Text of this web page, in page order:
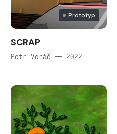
Prototyp
SCRAP
Petr Voráč — 2022